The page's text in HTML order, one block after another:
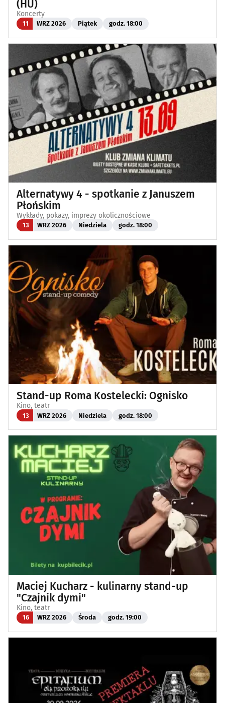
(HU)
Koncerty
11 WRZ 2026 Piątek godz. 18:00
Alternatywy 4 - spotkanie z Januszem
Płońskim
Wykłady, pokazy, imprezy okolicznościowe
13 WRZ 2026 Niedziela godz. 18:00
Stand-up Roma Kostelecki: Ognisko
Kino, teatr
13 WRZ 2026 Niedziela godz. 18:00
Maciej Kucharz - kulinarny stand-up
"Czajnik dymi"
Kino, teatr
16 WRZ 2026 Środa godz. 19:00